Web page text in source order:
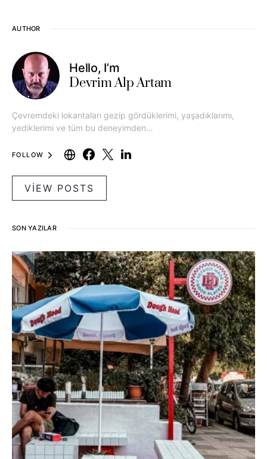
AUTHOR
Hello, I’m
Devrim Alp Artam
Çevremdeki lokantaları gezip gördüklerimi, yaşadıklarımı,
yediklerimi ve tüm bu deneyimden…
FOLLOW
VIEW POSTS
SON YAZILAR